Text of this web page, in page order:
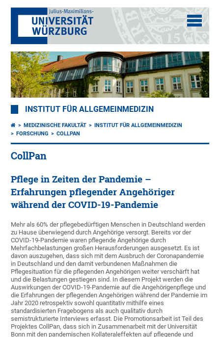
INSTITUT FÜR ALLGEMEINMEDIZIN
MEDIZINISCHE FAKULTÄT
INSTITUT FÜR ALLGEMEINMEDIZIN
FORSCHUNG
COLLPAN
CollPan
Pflege in Zeiten der Pandemie –
Erfahrungen pflegender Angehöriger
während der COVID-19-Pandemie
Mehr als 60% der pflegebedürftigen Menschen in Deutschland werden
zu Hause überwiegend durch Angehörige versorgt. Bereits vor der
COVID-19-Pandemie waren pflegende Angehörige durch
Mehrfachbelastungen großen Herausforderungen ausgesetzt. Es ist
davon auszugehen, dass sich mit dem Ausbruch der Coronapandemie
in Deutschland und den damit verbundenen Maßnahmen die
Pflegesituation für die pflegenden Angehörigen weiter verschärft hat
und die Belastungen gestiegen sind. In diesem Projekt werden die
Auswirkungen der COVID-19-Pandemie auf die Angehörigenpflege und
die Erfahrungen der pflegenden Angehörigen während der Pandemie im
Jahr 2020 retrospektiv sowohl quantitativ mithilfe eines
standardisierten Fragebogens als auch qualitativ durch
semistrukturierte Interviews erfasst. Die Promotionsarbeit ist Teil des
Projektes CollPan, dass sich in Zusammenarbeit mit der Universität
Bonn mit den pandemischen Kollateraleffekten auf pflegende und